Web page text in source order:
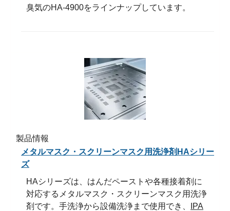
臭気のHA-4900をラインナップしています。
製品情報
メタルマスク・スクリーンマスク用洗浄剤HAシリー
ズ
HAシリーズは、はんだペーストや各種接着剤に
対応するメタルマスク・スクリーンマスク用洗浄
剤です。手洗浄から設備洗浄まで使用でき、
IPA